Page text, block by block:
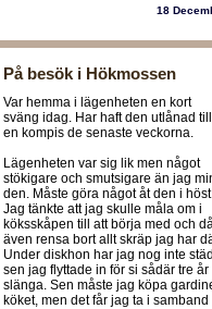
18
På besök i Hökmossen
Var hemma i lägenheten en kort
sväng idag. Har haft den utlånad till
en kompis de senaste veckorna.
Lägenheten var sig lik men något
stökigare och smutsigare än jag
den. Måste göra något åt den i
Jag tänkte att jag skulle måla om i
köksskåpen till att börja med och
även rensa bort allt skräp jag har
Under diskhon har jag nog inte
sen jag flyttade in för si sådär tre
slänga. Sen måste jag köpa
köket, men det får jag ta i